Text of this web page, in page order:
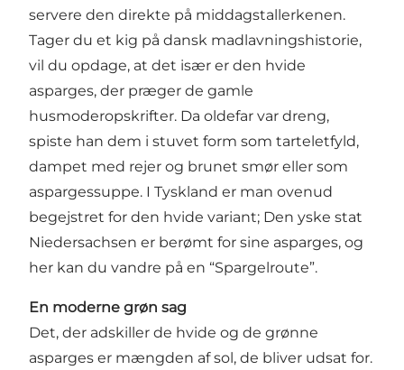
servere den direkte på middagstallerkenen.
Tager du et kig på dansk madlavningshistorie,
vil du opdage, at det især er den hvide
asparges, der præger de gamle
husmoderopskrifter. Da oldefar var dreng,
spiste han dem i stuvet form som tarteletfyld,
dampet med rejer og brunet smør eller som
aspargessuppe. I Tyskland er man ovenud
begejstret for den hvide variant; Den yske stat
Niedersachsen er berømt for sine asparges, og
her kan du vandre på en “Spargelroute”.
En moderne grøn sag
Det, der adskiller de hvide og de grønne
asparges er mængden af sol, de bliver udsat for.